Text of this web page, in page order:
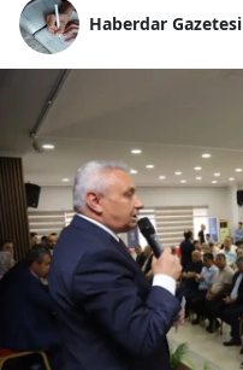
Haberdar Gazetesi